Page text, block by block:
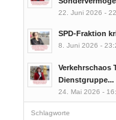
22. Juni 2026 -
SPD-Fraktion
8. Juni 2026 -
Verkehrschaos
Dienstgruppe...
24. Mai 2026 -
Schlagworte